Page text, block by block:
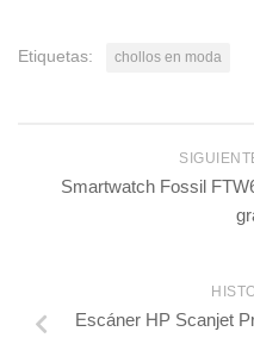
Etiquetas: chollos en moda
Smartwatch Fossil
Escáner HP Scanjet